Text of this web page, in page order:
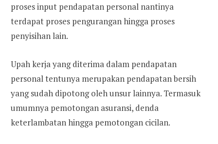
proses input pendapatan personal nantinya
terdapat proses pengurangan hingga proses
penyisihan lain.
Upah kerja yang diterima dalam pendapatan
personal tentunya merupakan pendapatan bersih
yang sudah dipotong oleh unsur lainnya. Termasuk
umumnya pemotongan asuransi, denda
keterlambatan hingga pemotongan cicilan.